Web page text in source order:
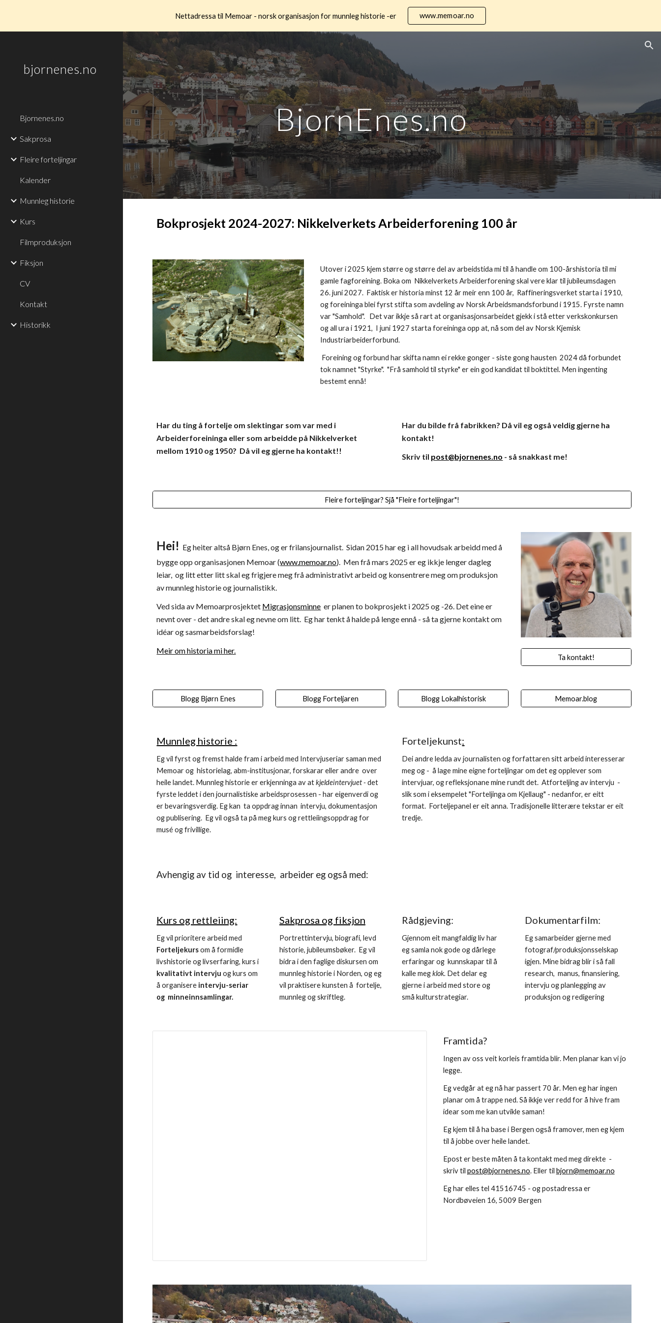
Skip to main content Skip to navigation
Nettadressa til Memoar - norsk organisasjon for munnleg historie -er www.memoar.no
bjornenes.no
Bjornenes.no
Sakprosa
Fleire forteljingar
Kalender
Munnleg historie
Kurs
Filmproduksjon
Fiksjon
CV
Kontakt
Historikk
BjornEnes.no
Bokprosjekt 2024-2027: Nikkelverkets Arbeiderforening 100 år
Utover i 2025 kjem større og større del av arbeidstida mi til å handle om 100-årshistoria til mi
gamle fagforeining. Boka om Nikkelverkets Arbeiderforening skal vere klar til jubileumsdagen
26. juni 2027. Faktisk er historia minst 12 år meir enn 100 år, Raffineringsverket starta i 1910,
og foreininga blei fyrst stifta som avdeling av Norsk Arbeidsmandsforbund i 1915. Fyrste namn
var "Samhold". Det var ikkje så rart at organisasjonsarbeidet gjekk i stå etter verkskonkursen
og all ura i 1921, I juni 1927 starta foreininga opp at, nå som del av Norsk Kjemisk
Industriarbeiderforbund.
Foreining og forbund har skifta namn ei rekke gonger - siste gong hausten 2024 då forbundet
tok namnet "Styrke". "Frå samhold til styrke" er ein god kandidat til boktittel. Men ingenting
bestemt ennå!
Har du ting å fortelje om slektingar som var med i
Arbeiderforeininga eller som arbeidde på Nikkelverket
mellom 1910 og 1950? Då vil eg gjerne ha kontakt!!
Har du bilde frå fabrikken? Dåvil eg også veldig gjerne ha
kontakt!
Skriv til post@bjornenes.no - så snakkast me!
Fleire forteljingar? Sjå "Fleire forteljingar"!
Hei! Eg heiter altså Bjørn Enes, og er frilansjournalist. Sidan 2015 har eg i all hovudsak arbeidd med å
bygge opp organisasjonen Memoar (www.memoar.no). Men frå mars 2025 er eg ikkje lenger dagleg
leiar, og litt etter litt skal eg frigjere meg frå administrativt arbeid og konsentrere meg om produksjon
av munnleg historie og journalistikk.
Ved sida av Memoarprosjektet Migrasjonsminne er planen to bokprosjekt i 2025 og -26. Det eine er
nevnt over - det andre skal eg nevne om litt. Eg har tenkt å halde på lenge ennå - så ta gjerne kontakt om
idéar og sasmarbeidsforslag!
Meir om historia mi her.
Ta kontakt!
Blogg Bjørn Enes Blogg Forteljaren Blogg Lokalhistorisk Memoar.blog
Munnleg historie :
Eg vil fyrst og fremst halde fram i arbeid med Intervjuseriar saman med
Memoar og historielag, abm-institusjonar, forskarar eller andre over
heile landet. Munnleg historie er erkjenninga av atkjeldeintervjuet -det
fyrste leddet i den journalistiske arbeidsprosessen - har eigenverdiog
er bevaringsverdig. Egkan ta oppdrag innan intervju, dokumentasjon
og publisering. Eg vil også ta på meg kurs og rettleiingsoppdrag for
musé og frivillige.
Forteljekunst:
Dei andre ledda av journalisten og forfattaren sitt arbeid interesserar
meg og - å lage mine eigne forteljingar om det eg opplever som
intervjuar, og refleksjonane mine rundt det. Atforteljing av intervju -
slik som i eksempelet "Forteljinga om Kjellaug" - nedanfor, er eitt
format. Forteljepanel er eit anna. Tradisjonelle litterære tekstar er eit
tredje.
Avhengig av tid og interesse, arbeider eg også med:
Kurs og rettleiing:
Eg vil prioritere arbeid med
Forteljekursom å formidle
livshistorie og livserfaring, kurs i
kvalitativt intervju og kurs om
å organisere intervju-seriar
og minneinnsamlingar.
Sakprosa og fiksjon
Portrettintervju, biografi, levd
historie, jubileumsbøker. Eg vil
bidra i den faglige diskursen om
munnleg historie i Norden, og eg
vil praktisere kunsten å fortelje,
munnleg og skriftleg.
Rådgjeving:
Gjennom eit mangfaldig liv har
eg samla nok gode og dårlege
erfaringar og kunnskapar til å
kalle megklok. Det delar eg
gjerne i arbeid med store og
små kulturstrategiar.
Dokumentarfilm:
Egsamarbeidergjerne med
fotograf/produksjonsselskap
igjen.Mine bidrag blir i så fall
research, manus, finansiering,
intervju ogplanlegging av
produksjon og redigering
Framtida?
Ingen av oss veit korleis framtida blir. Men planar kan vi jo
legge.
Eg vedgår at eg nå har passert 70 år. Men eg har ingen
planar om å trappe ned. Så ikkje ver redd for å hive fram
idear som me kan utvikle saman!
Eg kjem til å ha base i Bergen også framover, men eg kjem
til å jobbe over heile landet.
Epost er beste måten å ta kontakt med meg direkte -
skriv til post@bjornenes.no. Eller til bjorn@memoar.no
Eg har elles tel 41516745 - og postadressa er
Nordbøveien 16, 5009 Bergen